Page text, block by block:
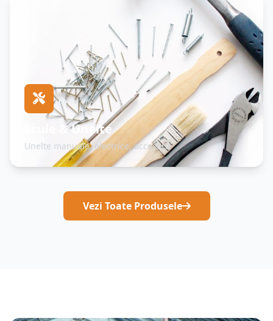
Scule & Unelte
Unelte manuale, electrice, accesorii
Vezi Toate Produsele